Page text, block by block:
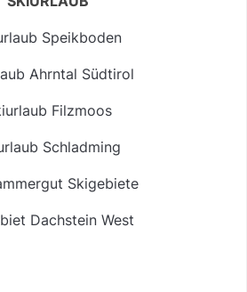
Speikboden
Ahrntal Südtirol
Filzmoos
Schladming
Skigebiete
Dachstein West